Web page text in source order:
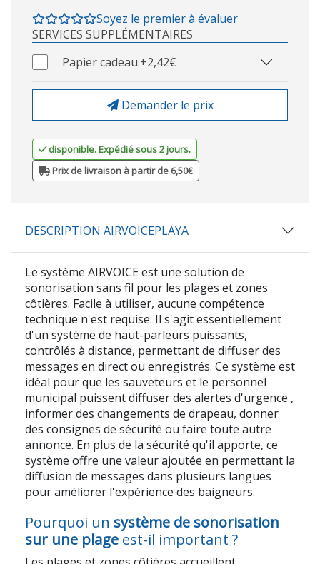
Soyez le premier à évaluer
SERVICES SUPPLÉMENTAIRES
Papier cadeau.+2,42€
Demander le prix
disponible. Expédié sous 2 jours.
Prix de livraison à partir de 6,50€
DESCRIPTION AIRVOICEPLAYA
Le système AIRVOICEest une solution de
sonorisation sans fil pour les plages et zones
côtières. Facile à utiliser, aucune compétence
technique n'est requise. Il s'agit essentiellement
d'un système de haut-parleurs puissants,
contrôlés à distance, permettant de diffuser des
messages en direct ou enregistrés. Ce système est
idéal pour que les sauveteurs et le personnel
municipal puissentdiffuser des alertes d'urgence ,
informer des changements de drapeau, donner
des consignes de sécurité ou faire toute autre
annonce. En plus de la sécurité qu'il apporte, ce
système offre une valeur ajoutée en permettant la
diffusion de messages dans plusieurs langues
pour améliorer l'expérience des baigneurs.
Pourquoi un système de sonorisation
sur une plage est-il important ?